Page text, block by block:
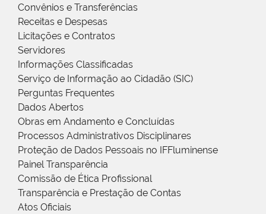
Convênios e Transferências
Receitas e Despesas
Licitações e Contratos
Servidores
Informações Classificadas
Serviço de Informação ao Cidadão (SIC)
Perguntas Frequentes
Dados Abertos
Obras em Andamento e Concluídas
Processos Administrativos Disciplinares
Proteção de Dados Pessoais no IFFluminense
Painel Transparência
Comissão de Ética Profissional
Transparência e Prestação de Contas
Atos Oficiais